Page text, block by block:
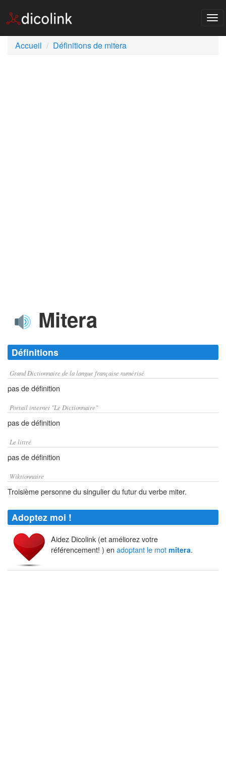
Accueil
Définitions de mitera
Mitera
Définitions
Grand Dictionnaire de la langue française numérisé
pas de définition
Portail internet "Le Dictionnaire"
pas de définition
Le littré
pas de définition
Wiktionnaire
Troisième personne du singulier du futur du verbe miter.
Adoptez moi !
Aidez Dicolink (et améliorez votre
référencement! ) en adoptant le mot mitera.